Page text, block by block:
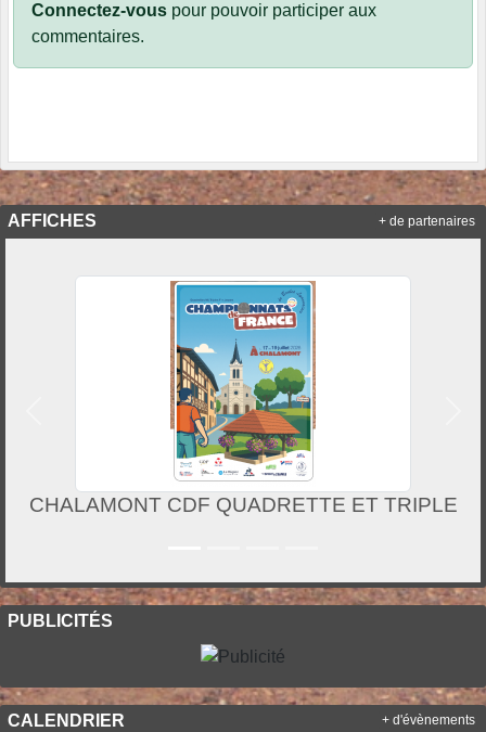
Connectez-vous pour pouvoir participer aux
commentaires.
AFFICHES
CHALAMONT CDF QUADRETTE ET TRIPLE
+ de partenaires
PUBLICITÉS
CALENDRIER + d'évènements